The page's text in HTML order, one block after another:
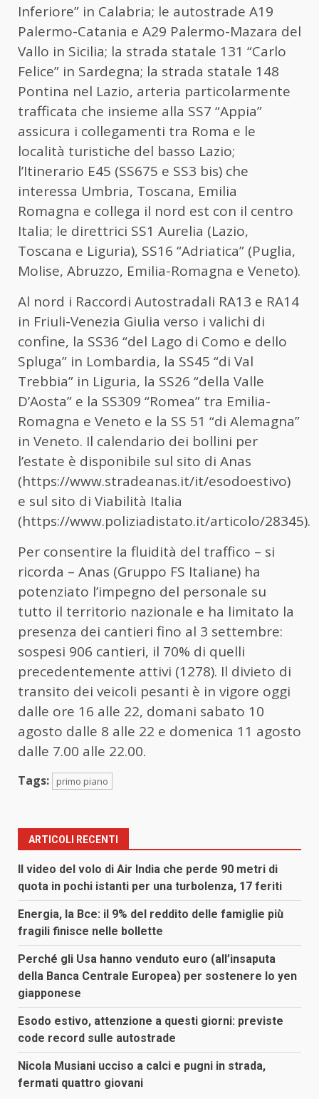
Inferiore” in Calabria; le autostrade A19
Palermo-Catania e A29 Palermo-Mazara del
Vallo in Sicilia; la strada statale 131 “Carlo
Felice” in Sardegna; la strada statale 148
Pontina nel Lazio, arteria particolarmente
trafficata che insieme alla SS7 “Appia”
assicura i collegamenti tra Roma e le
località turistiche del basso Lazio;
l’Itinerario E45 (SS675 e SS3 bis) che
interessa Umbria, Toscana, Emilia
Romagna e collega il nord est con il centro
Italia; le direttrici SS1 Aurelia (Lazio,
Toscana e Liguria), SS16 “Adriatica” (Puglia,
Molise, Abruzzo, Emilia-Romagna e Veneto).
Al nord i Raccordi Autostradali RA13 e RA14
in Friuli-Venezia Giulia verso i valichi di
confine, la SS36 “del Lago di Como e dello
Spluga” in Lombardia, la SS45 “di Val
Trebbia” in Liguria, la SS26 “della Valle
D’Aosta” e la SS309 “Romea” tra Emilia-
Romagna e Veneto e la SS 51 “di Alemagna”
in Veneto. Il calendario dei bollini per
l’estate è disponibile sul sito di Anas
(https://www.stradeanas.it/it/esodoestivo)
e sul sito di Viabilità Italia
(https://www.poliziadistato.it/articolo/28345).
Per consentire la fluidità del traffico – si
ricorda – Anas (Gruppo FS Italiane) ha
potenziato l’impegno del personale su
tutto il territorio nazionale e ha limitato la
presenza dei cantieri fino al 3 settembre:
sospesi 906 cantieri, il 70% di quelli
precedentemente attivi (1278). Il divieto di
transito dei veicoli pesanti è in vigore oggi
dalle ore 16 alle 22, domani sabato 10
agosto dalle 8 alle 22 e domenica 11 agosto
dalle 7.00 alle 22.00.
Tags: primo piano
ARTICOLI RECENTI
Il video del volo di Air India che perde 90 metri di
quota in pochi istanti per una turbolenza, 17 feriti
Energia, la Bce: il 9% del reddito delle famiglie più
fragili finisce nelle bollette
Perché gli Usa hanno venduto euro (all’insaputa
della Banca Centrale Europea) per sostenere lo yen
giapponese
Esodo estivo, attenzione a questi giorni: previste
code record sulle autostrade
Nicola Musiani ucciso a calci e pugni in strada,
fermati quattro giovani